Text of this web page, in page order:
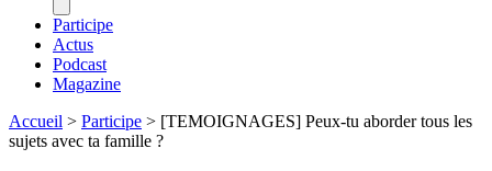
Participe
Actus
Podcast
Magazine
Accueil > Participe > [TEMOIGNAGES] Peux-tu aborder tous les
sujets avec ta famille ?